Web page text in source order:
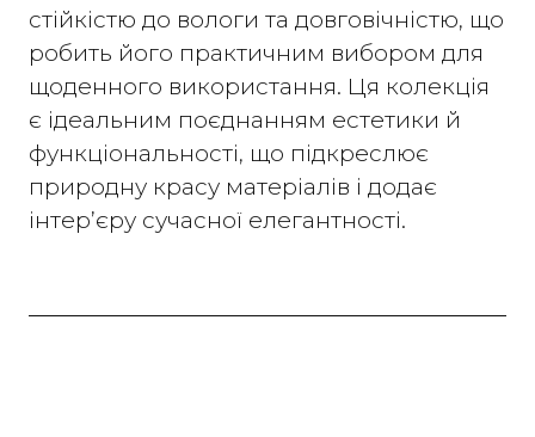
стійкістю до вологи та довговічністю, що
робить його практичним вибором для
щоденного використання. Ця колекція
є ідеальним поєднанням естетики й
функціональності, що підкреслює
природну красу матеріалів і додає
інтер’єру сучасної елегантності.